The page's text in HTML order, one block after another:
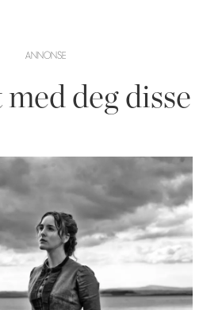
deg disse